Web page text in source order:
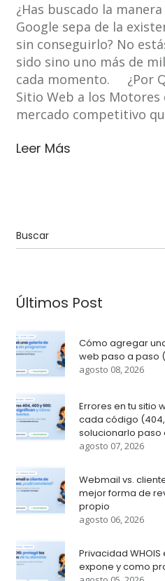
¿Has buscado la
Google sepa de la
sin conseguirlo? No
sido sino uno más de
cada momento. ¿Por
Sitio Web a los Motores
mercado competitivo
Leer Más
Últimos Post
Cómo agregar
web paso a paso
agosto 08, 2026
Errores en tu sitio
cada código (404,
solucionarlo paso
agosto 07, 2026
Webmail vs.
mejor forma de
propio
agosto 06, 2026
Privacidad
expone y como